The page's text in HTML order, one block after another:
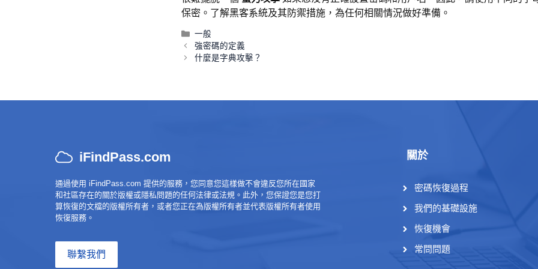
保密。了解黑客系統及其防禦措施，為任何相關情況做好準備。
類
別
一般
帖
子
強密碼的定義
什麼是字典攻擊？
iFindPass.com
通過使用 iFindPass.com 提供的服務，您同意您這樣做不會違反您所在國家
和社區存在的關於版權或隱私問題的任何法律或法規。此外，您保證您是您打
算恢復的文檔的版權所有者，或者您正在為版權所有者並代表版權所有者使用
恢復服務。
聯繫我們
關於
密碼恢復過程
我們的基礎設施
恢復機會
常問問題